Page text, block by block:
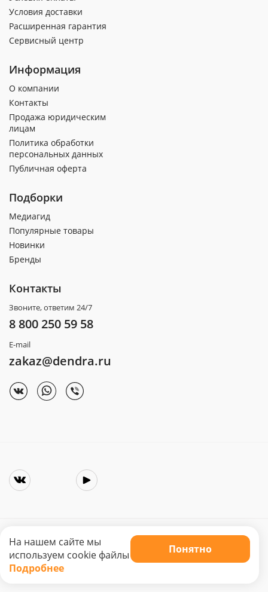
Условия доставки
Расширенная гарантия
Сервисный центр
Информация
О компании
Контакты
Продажа юридическим
лицам
Политика обработки
персональных данных
Публичная оферта
Подборки
Медиагид
Популярные товары
Новинки
Бренды
Контакты
Звоните, ответим 24/7
8 800 250 59 58
E-mail
zakaz@dendra.ru
Copyright © 2025. Интернет-магазин «Dendra»
Не является публичной офертой. Цена может меняться.
На нашем сайте мы
используем cookie файлы
Подробнее
Понятно